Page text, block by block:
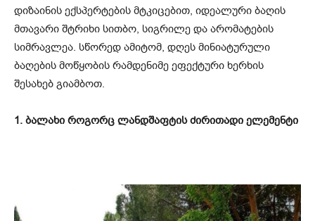
დიზაინის ექსპერტების მტკიცებით, იდეალური ბაღის
მთავარი შტრიხი სითბო, სიგრილე და არომატების
სიმრავლეა. სწორედ ამიტომ, დღეს მინიატურული
ბაღების მოწყობის რამდენიმე ეფექტური ხერხის
შესახებ გიამბოთ.
1. ბალახი როგორც ლანდშაფტის ძირითადი ელემენტი